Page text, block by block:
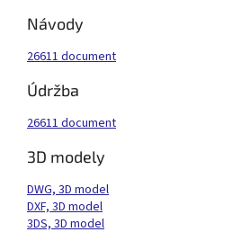
Návody
26611 document
Údržba
26611 document
3D modely
DWG, 3D model
DXF, 3D model
3DS, 3D model